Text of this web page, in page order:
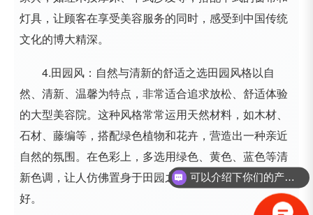
灯具，让顾客在享受美容服务的同时，感受到中国传统
文化的博大精深。
4.田园风：自然与清新的舒适之选田园风格以自
然、清新、温馨为特点，非常适合追求放松、舒适体验
的大型美容院。这种风格常常运用天然材料，如木材、
石材、藤编等，搭配绿色植物和花卉，营造出一种亲近
自然的氛围。在色彩上，多选用绿色、黄色、蓝色等清
新色调，让人仿佛置身于田园之中，感受到大自然的美
好。
可以介绍下你们的产品么？